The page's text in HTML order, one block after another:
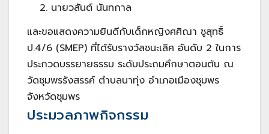
นายวสันต์ นันทกาล
และขอแสดงความยินดีกับเด็กหญิงศศิณา ชูสุทธิ์
ป.4/6 (SMEP) ที่ได้รับรางวัลชนะเลิศ อันดับ 2 ในการ
ประกวดบรรยายธรรม ระดับประถมศึกษาตอนต้น ณ
วัดชุมพรรังสรรค์ ตำบลนาทุ่ง อำเภอเมืองชุมพร
จังหวัดชุมพร
ประมวลภาพกิจกรรม